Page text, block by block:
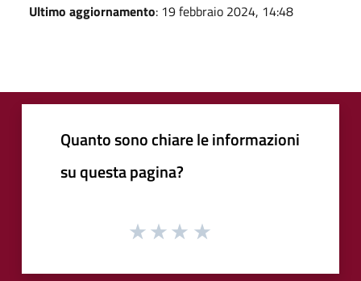
Ultimo aggiornamento: 19 febbraio 2024, 14:48
Quanto sono chiare le informazioni
su questa pagina?